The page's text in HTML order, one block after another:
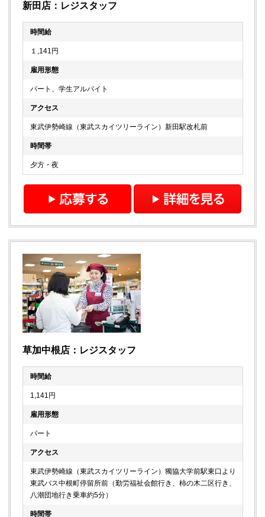
新田店：レジスタッフ
時間給
１,141円
雇用形態
パート、学生アルバイト
アクセス
東武伊勢崎線（東武スカイツリーライン）新田駅改札前
時間帯
夕方・夜
草加中根店：レジスタッフ
時間給
1,141円
雇用形態
パート
アクセス
東武伊勢崎線（東武スカイツリーライン）獨協大学前駅東口より
東武バス中根町停留所前（勤労福祉会館行き、柿の木二区行き、
八潮団地行き乗車約5分）
時間帯